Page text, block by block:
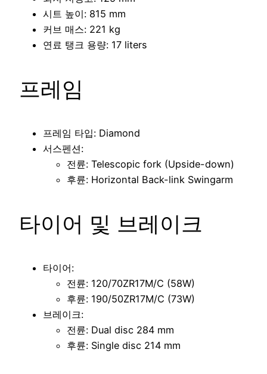
시트 높이: 815 mm
커브 매스: 221 kg
연료 탱크 용량: 17 liters
프레임
프레임 타입: Diamond
서스펜션:
전륜: Telescopic fork (Upside-down)
후륜: Horizontal Back-link Swingarm
타이어 및 브레이크
타이어:
전륜: 120/70ZR17M/C (58W)
후륜: 190/50ZR17M/C (73W)
브레이크:
전륜: Dual disc 284 mm
후륜: Single disc 214 mm